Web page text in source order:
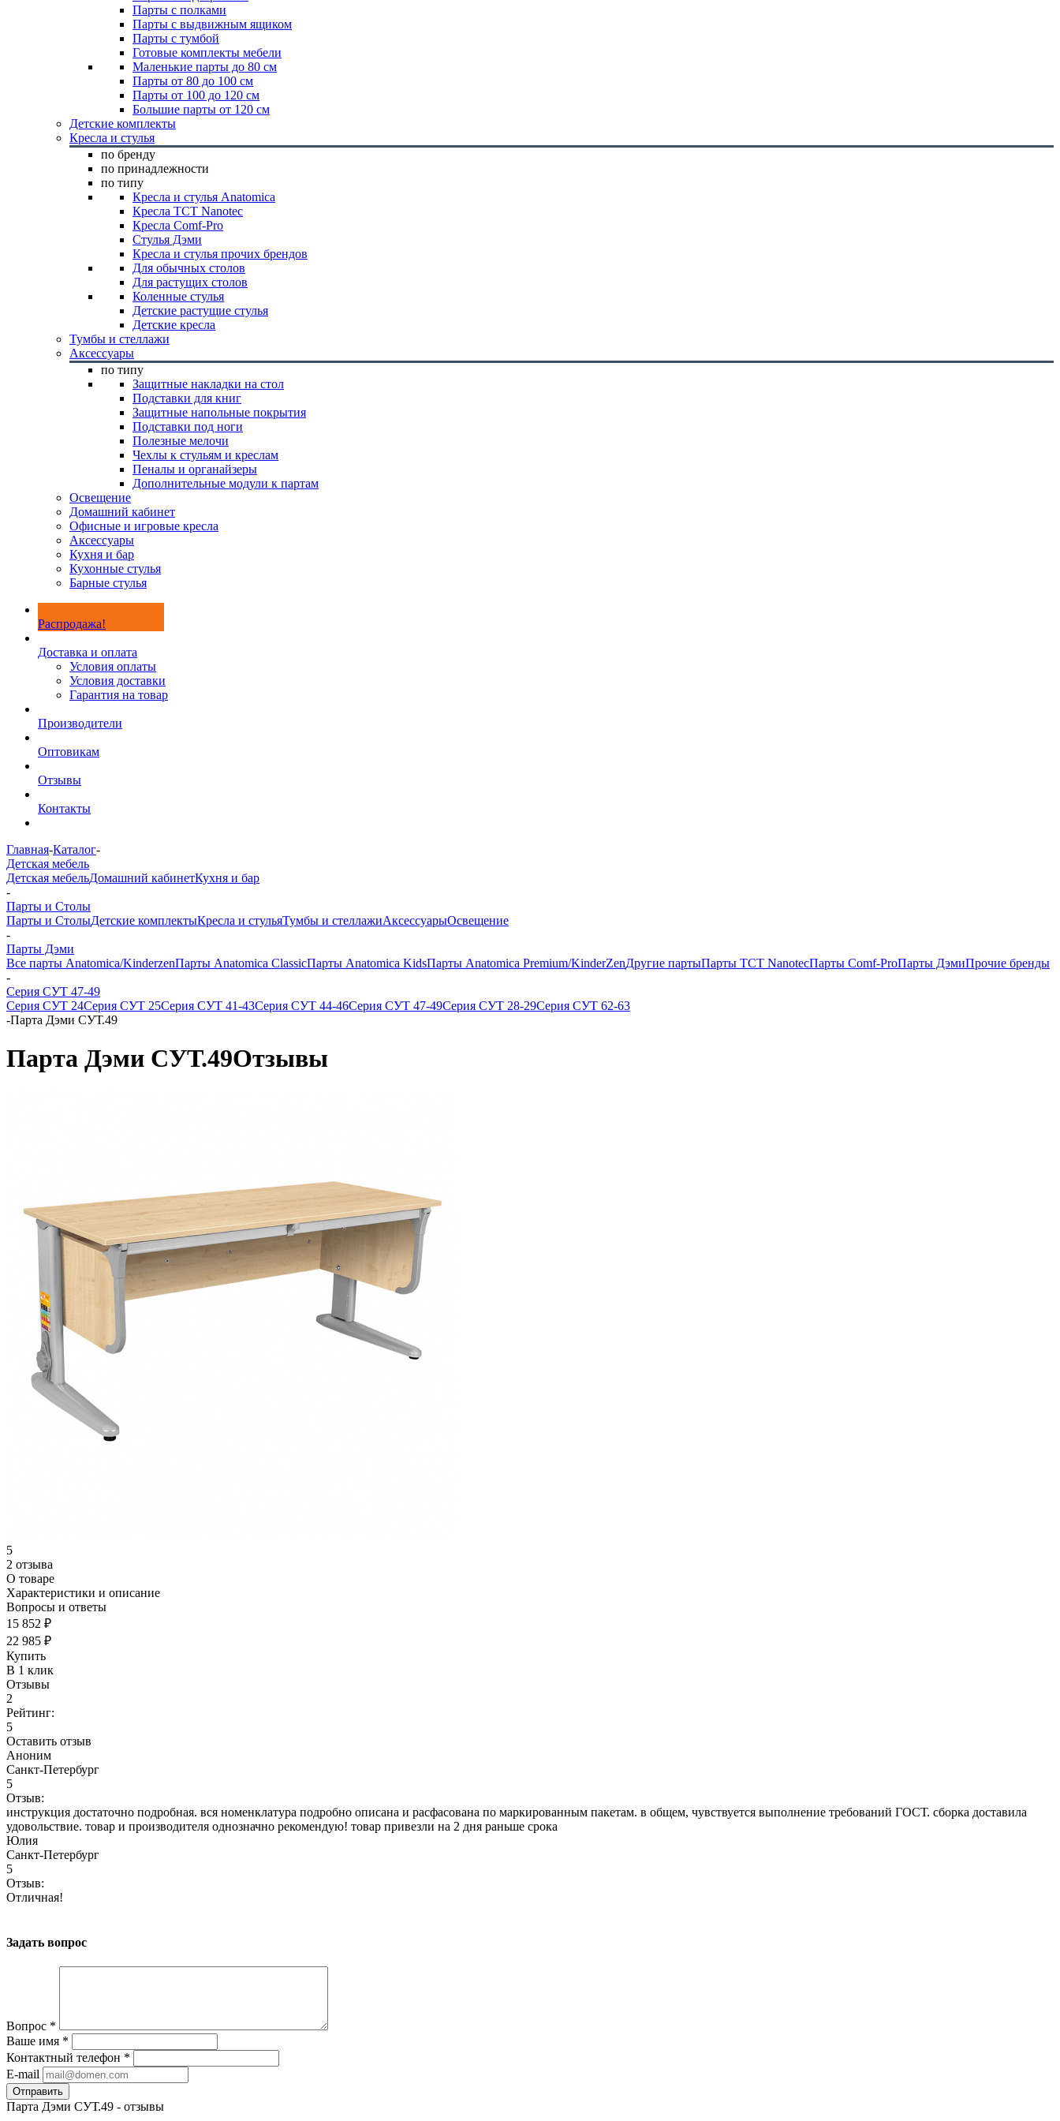
Парты с полками
Парты с выдвижным ящиком
Парты с тумбой
Готовые комплекты мебели
Маленькие парты до 80 см
Парты от 80 до 100 см
Парты от 100 до 120 см
Большие парты от 120 см
Детские комплекты
Кресла и стулья
по бренду
по принадлежности
по типу
Кресла и стулья Anatomica
Кресла TCT Nanotec
Кресла Comf-Pro
Стулья Дэми
Кресла и стулья прочих брендов
Для обычных столов
Для растущих столов
Коленные стулья
Детские растущие стулья
Детские кресла
Тумбы и стеллажи
Аксессуары
по типу
Защитные накладки на стол
Подставки для книг
Защитные напольные покрытия
Подставки под ноги
Полезные мелочи
Чехлы к стульям и креслам
Пеналы и органайзеры
Дополнительные модули к партам
Освещение
Домашний кабинет
Офисные и игровые кресла
Аксессуары
Кухня и бар
Кухонные стулья
Барные стулья
Распродажа!
Доставка и оплата
Условия оплаты
Условия доставки
Гарантия на товар
Производители
Оптовикам
Отзывы
Контакты
Главная-Каталог-
Детская мебель
Детская мебельДомашний кабинетКухня и бар
-
Парты и Столы
Парты и СтолыДетские комплектыКресла и стульяТумбы и стеллажиАксессуарыОсвещение
-
Парты Дэми
Все парты Anatomica/KinderzenПарты Anatomica ClassicПарты Anatomica KidsПарты Anatomica Premium/KinderZenДругие партыПарты TCT NanotecПарты Comf-ProПарты ДэмиПрочие бренды
-
Серия СУТ 47-49
Серия СУТ 24Серия СУТ 25Серия СУТ 41-43Серия СУТ 44-46Серия СУТ 47-49Серия СУТ 28-29Серия СУТ 62-63
-Парта Дэми СУТ.49
Парта Дэми СУТ.49Отзывы
5
2 отзыва
О товаре
Характеристики и описание
Вопросы и ответы
15 852 ₽
22 985 ₽
Купить
В 1 клик
Отзывы
2
Рейтинг:
5
Оставить отзыв
Аноним
Санкт-Петербург
5
Отзыв:
инструкция достаточно подробная. вся номенклатура подробно описана и расфасована по маркированным пакетам. в общем, чувствуется выполнение требований ГОСТ. сборка доставила
удовольствие. товар и производителя однозначно рекомендую! товар привезли на 2 дня раньше срока
Юлия
Санкт-Петербург
5
Отзыв:
Отличная!
Задать вопрос
Вопрос *
Ваше имя *
Контактный телефон *
E-mail
Парта Дэми СУТ.49 - отзывы